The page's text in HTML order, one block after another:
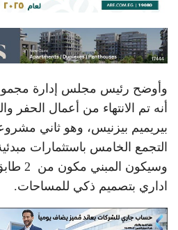
أنه تم الانتهاء من أعمال الحفر
بيريميم بيزنيس، وهو ثاني
اداري بتصميم ذكي للمساحات.